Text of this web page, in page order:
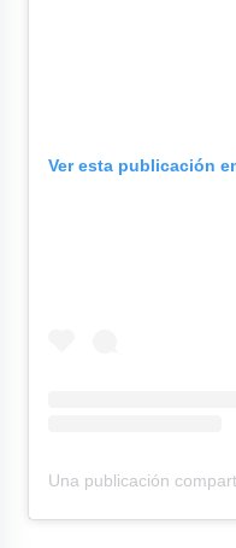
Ver esta publicación